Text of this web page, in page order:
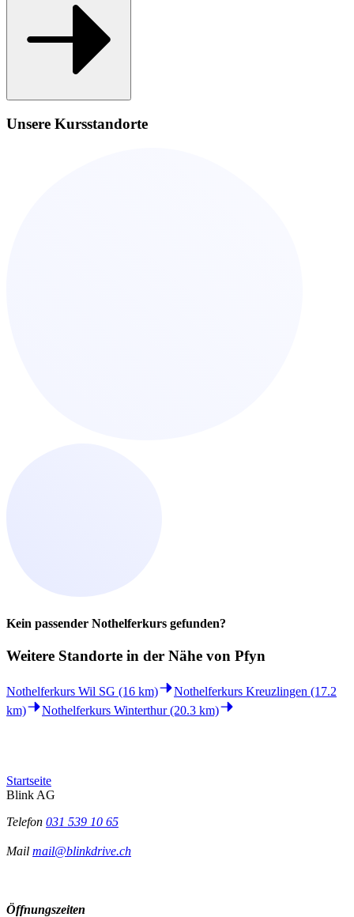
Unsere Kursstandorte
Kein passender Nothelferkurs gefunden?
Weitere Standorte in der Nähe von Pfyn
Nothelferkurs Wil SG (16 km)
Nothelferkurs Kreuzlingen (17.2
km)
Nothelferkurs Winterthur (20.3 km)
Startseite
Blink AG
Telefon 031 539 10 65
Mail mail@blinkdrive.ch
Öffnungszeiten